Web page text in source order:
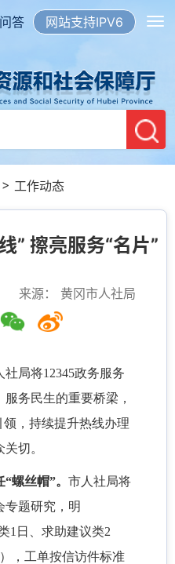
答
网站支持IPV6
> 工作动态
” 擦亮服务“名片”
来源： 黄冈市人社局
社局将12345政务服务
务民生的重要桥梁，
领，持续提升热线办理
切。
“螺丝帽”。 市人社局将
专题研究，明
1日、求助建议类2
，工单按信访件标准